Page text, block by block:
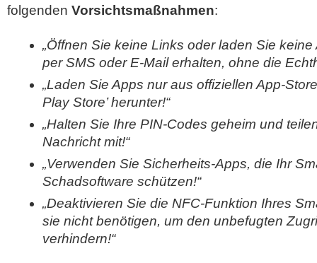
folgenden Vorsichtsmaßnahmen:
„Öffnen Sie keine Links oder laden Sie
per SMS oder E-Mail erhalten, ohne die
„Laden Sie Apps nur aus offiziellen App-
Play Store’ herunter!“
„Halten Sie Ihre PIN-Codes geheim und
Nachricht mit!“
„Verwenden Sie Sicherheits-Apps, die Ihr
Schadsoftware schützen!“
„Deaktivieren Sie die NFC-Funktion Ihres
sie nicht benötigen, um den unbefugten
verhindern!“